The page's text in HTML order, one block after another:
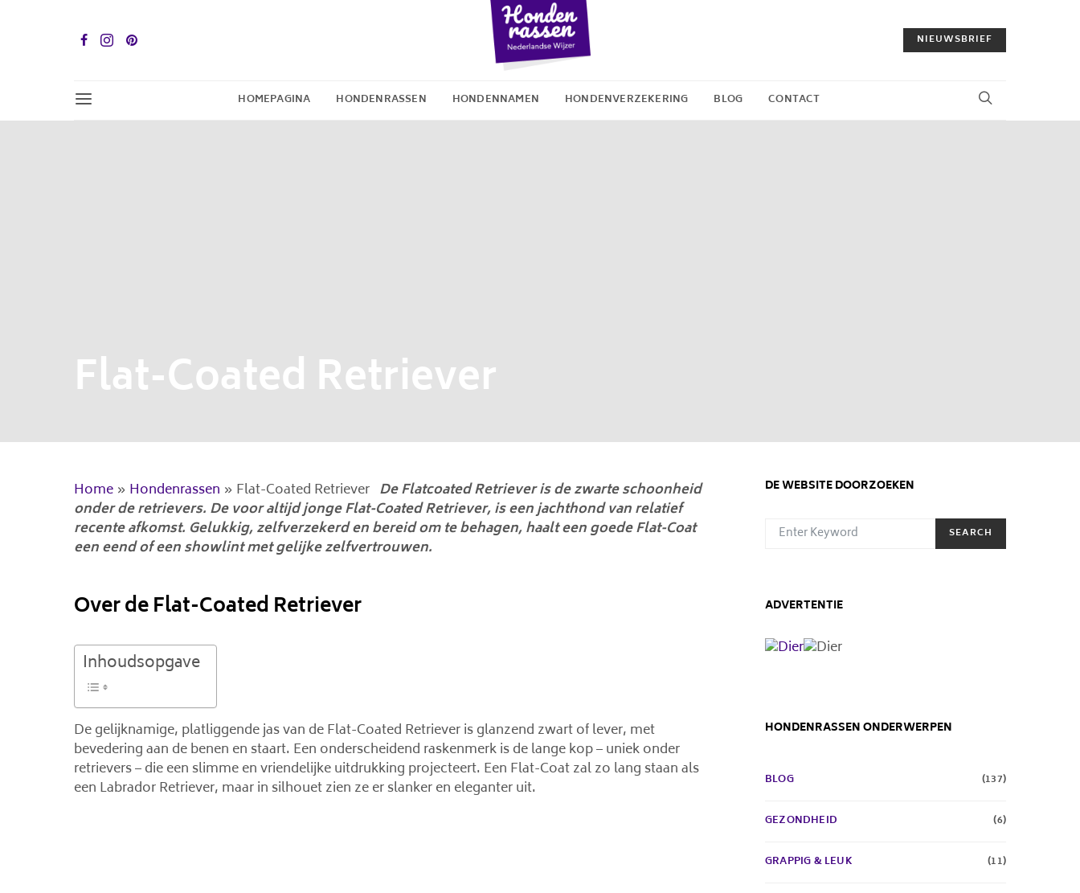
NIEUWSBRIEF
HOMEPAGINA HONDENRASSEN HONDENNAMEN HONDENVERZEKERING BLOG CONTACT
Flat-Coated Retriever
Home » Hondenrassen » Flat-Coated Retriever De Flatcoated Retriever is de zwarte schoonheid
onder de retrievers. De voor altijd jonge Flat-Coated Retriever, is een jachthond van relatief
recente afkomst. Gelukkig, zelfverzekerd en bereid om te behagen, haalt een goede Flat-Coat
een eend of een showlint met gelijke zelfvertrouwen.
Over de Flat-Coated Retriever
Inhoudsopgave
De gelijknamige, platliggende jas van de Flat-Coated Retriever is glanzend zwart of lever, met
bevedering aan de benen en staart. Een onderscheidend raskenmerk is de lange kop – uniek onder
retrievers – die een slimme en vriendelijke uitdrukking projecteert. Een Flat-Coat zal zo lang staan ​​als
een Labrador Retriever, maar in silhouet zien ze er slanker en eleganter uit.
DE WEBSITE DOORZOEKEN
SEARCH FOR:
SEARCH
ADVERTENTIE
HONDENRASSEN ONDERWERPEN
BLOG (137)
GEZONDHEID (6)
GRAPPIG & LEUK (11)